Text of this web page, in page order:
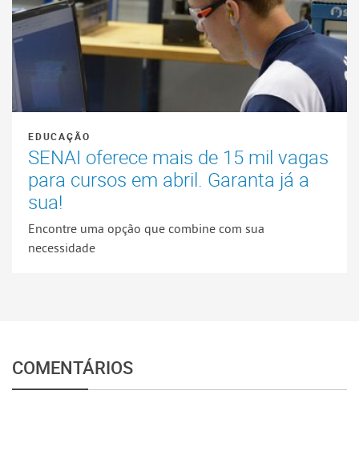
EDUCAÇÃO
SENAI oferece mais de 15 mil vagas
para cursos em abril. Garanta já a
sua!
Encontre uma opção que combine com sua
necessidade
COMENTÁRIOS